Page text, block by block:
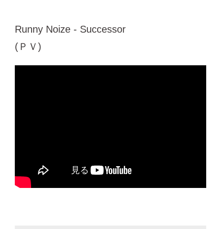
Runny Noize - Successor
(ＰＶ)